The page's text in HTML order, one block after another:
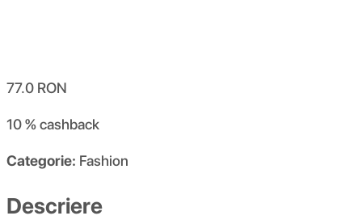
77.0 RON
10 %cashback
Categorie: Fashion
Descriere